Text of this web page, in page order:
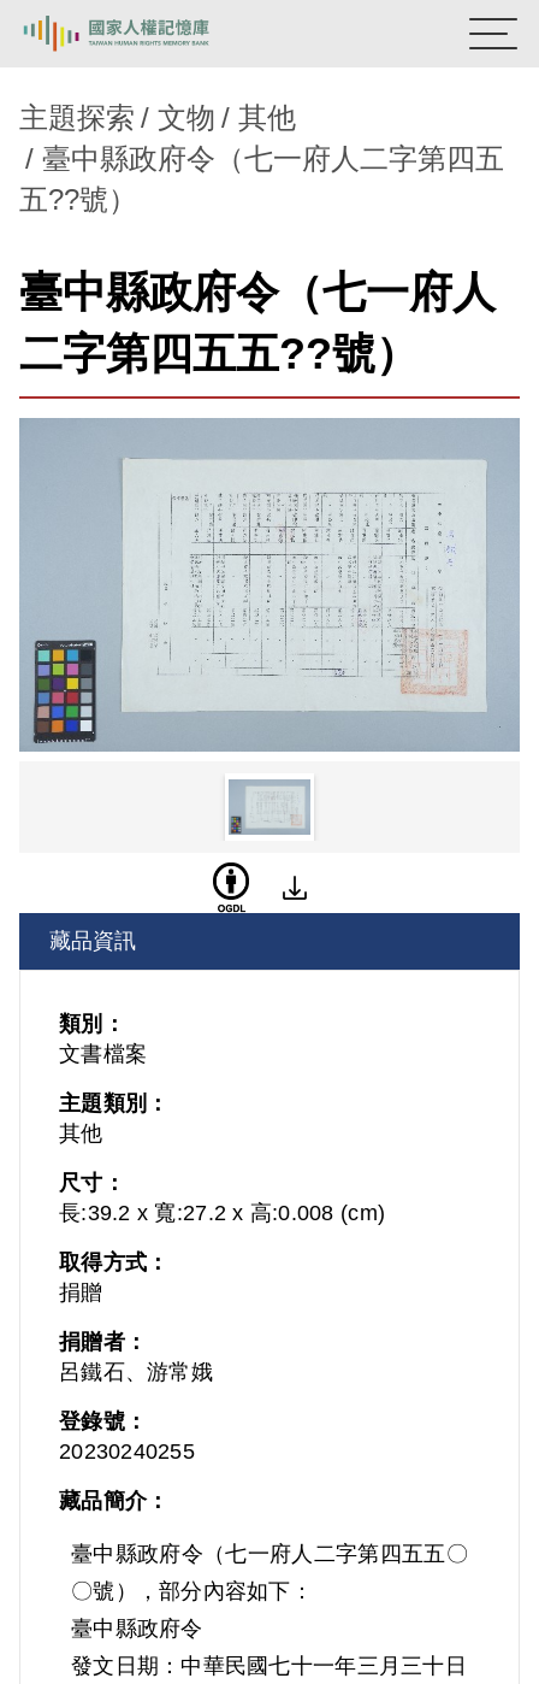
熱門關鍵字：陳孟和 李舜治 鹿窟事件
安康接待室
新生訓導處
背景知識
關於我們
主題探索 文物
其他
臺中縣政府令（七一府人二字第四五
五??號）
臺中縣政府令（七一府人
二字第四五五??號）
藏品資訊
類別：
文書檔案
主題類別：
其他
尺寸：
長:39.2 x 寬:27.2 x 高:0.008 (cm)
取得方式：
捐贈
捐贈者：
呂鐵石、游常娥
登錄號：
20230240255
藏品簡介：
臺中縣政府令（七一府人二字第四五五〇
〇號），部分內容如下：
臺中縣政府令
發文日期：中華民國七十一年三月三十日